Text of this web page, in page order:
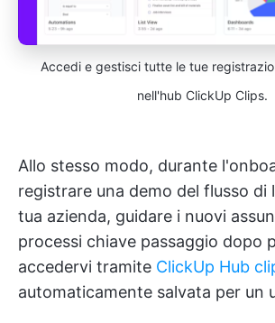
Accedi e gestisci tutte le tue
nell'hub ClickUp Clips.
Allo stesso modo, durante
registrare una demo del flusso di
tua azienda, guidare i nuovi
processi chiave passaggio dopo
accedervi tramite ClickUp Hub
automaticamente salvata per un